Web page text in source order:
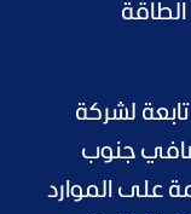
3 مشاريع تابعة لشركة
جنوب
على الموارد